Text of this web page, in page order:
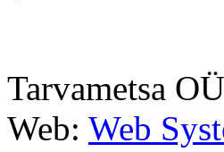
Tarvametsa
Web: Web